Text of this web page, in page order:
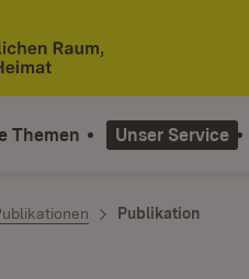
Themen Unser Service
Publikation